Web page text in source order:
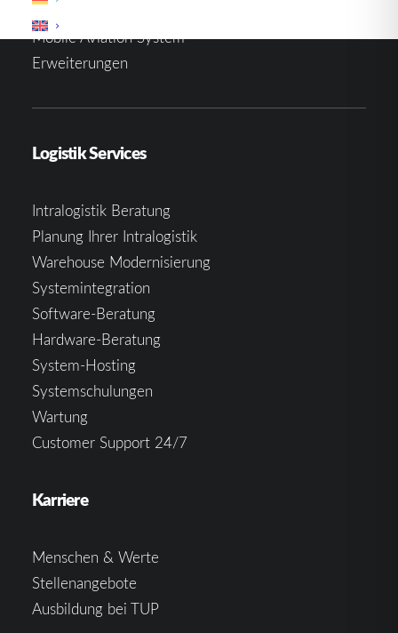
Materialflusssteuerung
Mobile Aviation System
Erweiterungen
Logistik Services
Intralogistik Beratung
Planung Ihrer Intralogistik
Warehouse Modernisierung
Systemintegration
Software-Beratung
Hardware-Beratung
System-Hosting
Systemschulungen
Wartung
Customer Support 24/7
Karriere
Menschen & Werte
Stellenangebote
Ausbildung bei TUP